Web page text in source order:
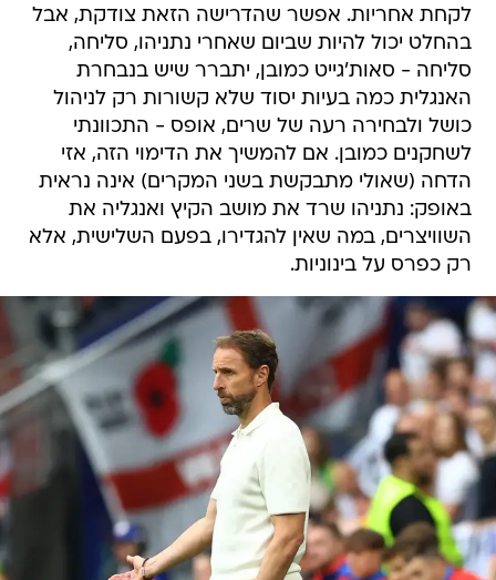
לקחת אחריות. אפשר שהדרישה הזאת צודקת, אבל
בהחלט יכול להיות שביום שאחרי נתניהו, סליחה,
סליחה - סאות'גייט כמובן, יתברר שיש בנבחרת
האנגלית כמה בעיות יסוד שלא קשורות רק לניהול
כושל ולבחירה רעה של שרים, אופס - התכוונתי
לשחקנים כמובן. אם להמשיך את הדימוי הזה, אזי
הדחה (שאולי מתבקשת בשני המקרים) אינה נראית
באופק: נתניהו שרד את מושב הקיץ ואנגליה את
השוויצרים, במה שאין להגדירו, בפעם השלישית, אלא
רק כפרס על בינוניות.